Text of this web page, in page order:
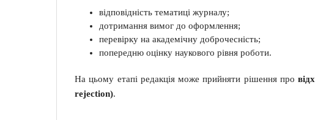
відповідність тематиці журналу;
дотримання вимог до оформлення;
перевірку на академічну доброчесність;
попередню оцінку наукового рівня роботи.
На цьому етапі редакція може прийняти рішення про
rejection).